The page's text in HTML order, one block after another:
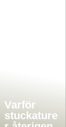
Varför
stuckature